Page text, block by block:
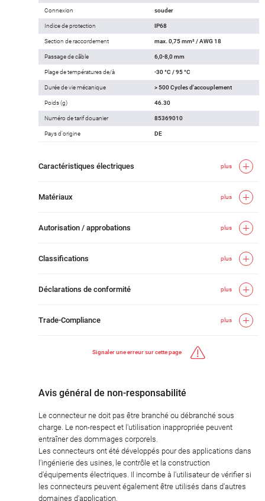
Connexion souder
Indice de protection IP68
Section de raccordement max. 0,75 mm² / AWG 18
Passage de câble 6,0-8,0 mm
Plage de températures de/à -30 °C / 95 °C
Durée de vie mécanique > 500 Cycles d'accouplement
Poids (g) 46.30
Numéro de tarif douanier 85369010
Pays d'origine DE
Caractéristiques électriques plus
Matériaux plus
Autorisation / approbations plus
Classifications plus
Déclarations de conformité plus
Trade-Compliance plus
Signaler une erreur sur cette page
Avis général de non-responsabilité
Le connecteur ne doit pas être branché ou débranché sous
charge. Le non-respect et l'utilisation inappropriée peuvent
entraîner des dommages corporels.
Les connecteurs ont été développés pour des applications dans
l'ingénierie des usines, le contrôle et la construction
d'équipements électriques. Il incombe à l'utilisateur de vérifier si
les connecteurs peuvent également être utilisés dans d'autres
domaines d'application.